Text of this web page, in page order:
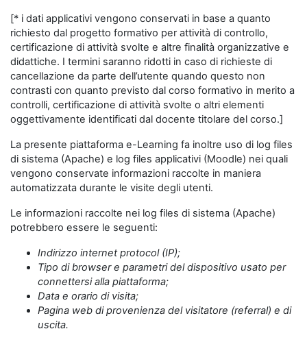
[* i dati applicativi vengono conservati in base a quanto
richiesto dal progetto formativo per attività di controllo,
certificazione di attività svolte e altre finalità organizzative e
didattiche. I termini saranno ridotti in caso di richieste di
cancellazione da parte dell’utente quando questo non
contrasti con quanto previsto dal corso formativo in merito a
controlli, certificazione di attività svolte o altri elementi
oggettivamente identificati dal docente titolare del corso.]
La presente piattaforma e-Learning fa inoltre uso di log files
di sistema (Apache) e log files applicativi (Moodle) nei quali
vengono conservate informazioni raccolte in maniera
automatizzata durante le visite degli utenti.
Le informazioni raccolte nei log files di sistema (Apache)
potrebbero essere le seguenti:
Indirizzo internet protocol (IP);
Tipo di browser e parametri del dispositivo usato per
connettersi alla piattaforma;
Data e orario di visita;
Pagina web di provenienza del visitatore (referral) e di
uscita.